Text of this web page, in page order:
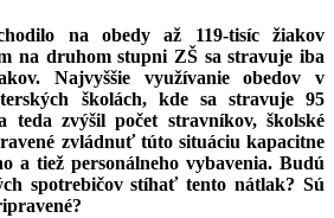
na obedy až 119-tisíc žiakov
na druhom stupni ZŠ sa stravuje iba
Najvyššie využívanie obedov v
školách, kde sa stravuje 95
teda zvýšil počet stravníkov, školské
zvládnuť túto situáciu kapacitne
a tiež personálneho vybavenia. Budú
spotrebičov stíhať tento nátlak? Sú